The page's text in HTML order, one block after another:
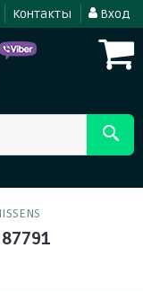
Контакты Вход